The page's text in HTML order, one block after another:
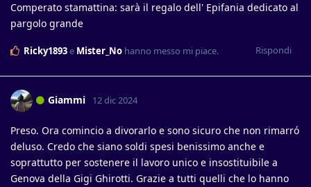
Comperato stamattina: sarà il regalo dell' Epifania dedicato al
pargolo grande
Rispondi
Ricky1893e Mister_No hanno messo mi piace.
Giammi 12 dic 2024
Preso. Ora comincio a divorarlo e sono sicuro che non rimarró
deluso. Credo che siano soldi spesi benissimo anche e
soprattutto per sostenere il lavoro unico e insostituibile a
Genova della Gigi Ghirotti. Grazie a tutti quelli che lo hanno